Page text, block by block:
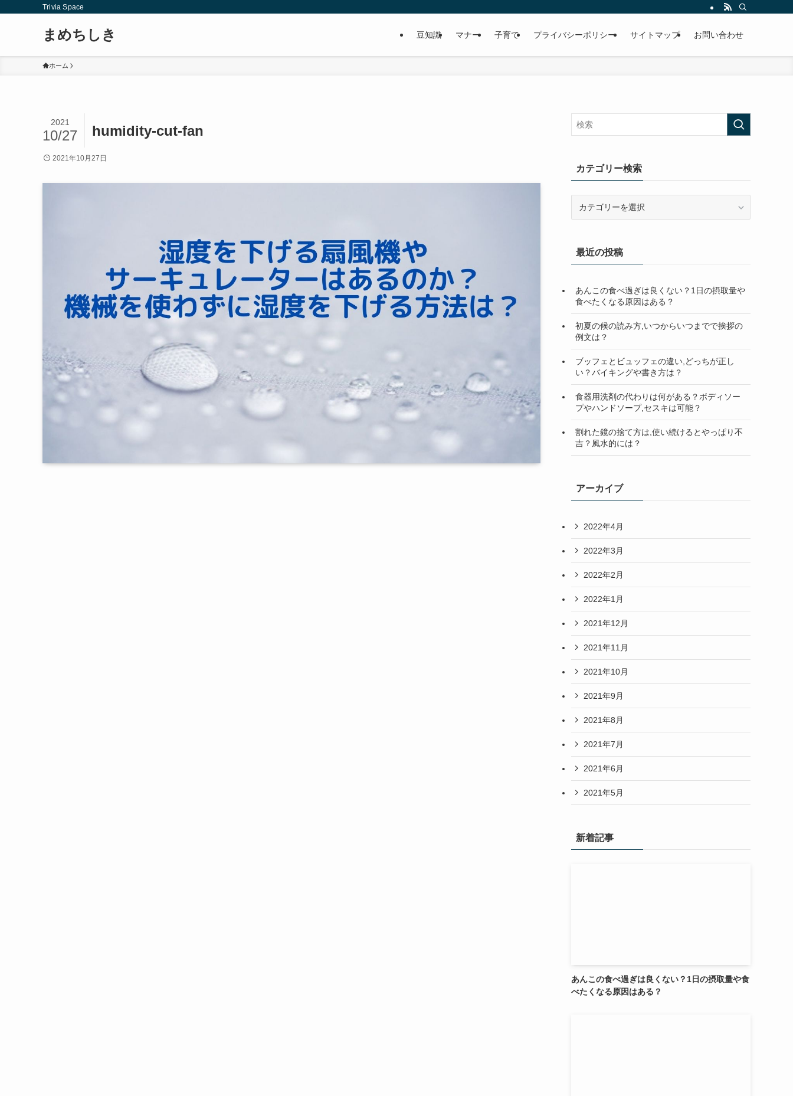
Trivia Space
まめちしき 豆知識 マナー 子育て プライバシーポリシー サイトマップ お問い合わせ
ホーム
humidity-cut-fan
2021
10/27
2021年10月27日
カテゴリー検索
ー
検
最近の投稿
あんこの食べ過ぎは良くない？1日の摂取量や
食べたくなる原因はある？
初夏の候の読み方,いつからいつまでで挨拶の
例文は？
ブッフェとビュッフェの違い,どっちが正し
い？バイキングや書き方は？
食器用洗剤の代わりは何がある？ボディソー
プやハンドソープ,セスキは可能？
割れた鏡の捨て方は,使い続けるとやっぱり不
吉？風水的には？
アーカイブ
2022年4月
2022年3月
2022年2月
2022年1月
2021年12月
2021年11月
2021年10月
2021年9月
2021年8月
2021年7月
2021年6月
2021年5月
新着記事
あんこの食べ過ぎは良くない？1日の摂取量や食
べたくなる原因はある？